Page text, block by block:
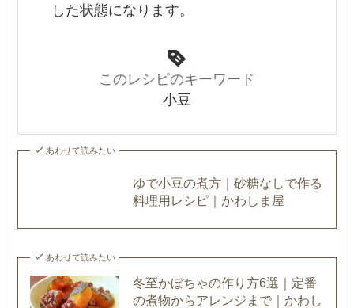
した状態になります。
このレシピのキーワード
小豆
あわせて読みたい
ゆで小豆の煮方｜砂糖なしで作る
料理用レシピ｜かわしま屋
あわせて読みたい
冬至かぼちゃの作り方6選｜定番
の煮物からアレンジまで｜かわし